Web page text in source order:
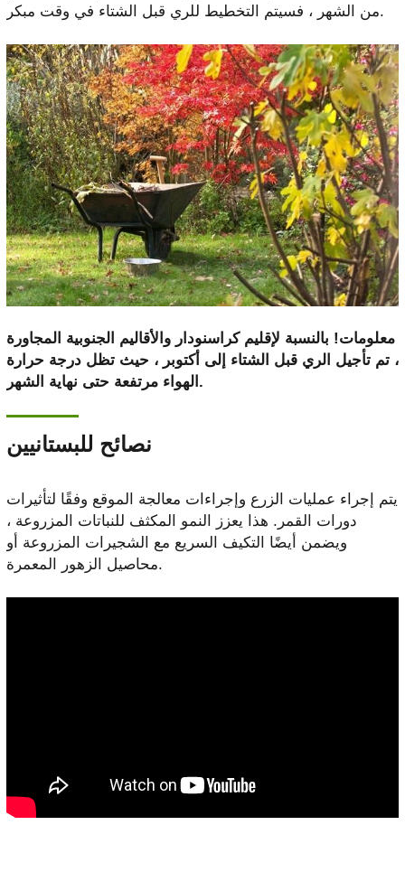
من الشهر ، فسيتم التخطيط للري قبل الشتاء في وقت مبكر.
معلومات! بالنسبة لإقليم كراسنودار والأقاليم الجنوبية المجاورة
، تم تأجيل الري قبل الشتاء إلى أكتوبر ، حيث تظل درجة حرارة
الهواء مرتفعة حتى نهاية الشهر.
نصائح للبستانيين
يتم إجراء عمليات الزرع وإجراءات معالجة الموقع وفقًا لتأثيرات
دورات القمر. هذا يعزز النمو المكثف للنباتات المزروعة ،
ويضمن أيضًا التكيف السريع مع الشجيرات المزروعة أو
محاصيل الزهور المعمرة.